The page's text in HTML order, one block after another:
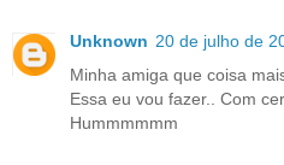
Unknown 20 de julho de
Minha amiga que coisa mais
Essa eu vou fazer.. Com
Hummmmmm